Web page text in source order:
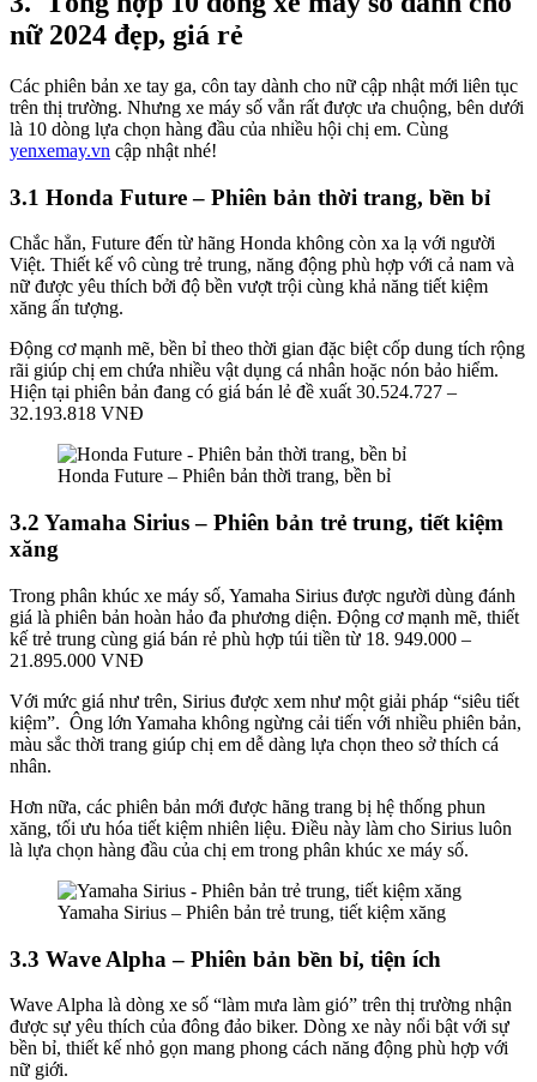
nữ 2024 đẹp, giá rẻ
Các phiên bản xe tay ga, côn tay dành cho nữ cập nhật mới liên tục
trên thị trường. Nhưng xe máy số vẫn rất được ưa chuộng, bên dưới
là 10 dòng lựa chọn hàng đầu của nhiều hội chị em. Cùng
yenxemay.vn cập nhật nhé!
3.1 Honda Future – Phiên bản thời trang, bền bỉ
Chắc hẳn, Future đến từ hãng Honda không còn xa lạ với người
Việt. Thiết kế vô cùng trẻ trung, năng động phù hợp với cả nam và
nữ được yêu thích bởi độ bền vượt trội cùng khả năng tiết kiệm
xăng ấn tượng.
Động cơ mạnh mẽ, bền bỉ theo thời gian đặc biệt cốp dung tích rộng
rãi giúp chị em chứa nhiều vật dụng cá nhân hoặc nón bảo hiểm.
Hiện tại phiên bản đang có giá bán lẻ đề xuất 30.524.727 –
32.193.818 VNĐ
Honda Future – Phiên bản thời trang, bền bỉ
3.2 Yamaha Sirius – Phiên bản trẻ trung, tiết kiệm
xăng
Trong phân khúc xe máy số, Yamaha Sirius được người dùng đánh
giá là phiên bản hoàn hảo đa phương diện. Động cơ mạnh mẽ, thiết
kế trẻ trung cùng giá bán rẻ phù hợp túi tiền từ 18. 949.000 –
21.895.000 VNĐ
Với mức giá như trên, Sirius được xem như một giải pháp “siêu tiết
kiệm”. Ông lớn Yamaha không ngừng cải tiến với nhiều phiên bản,
màu sắc thời trang giúp chị em dễ dàng lựa chọn theo sở thích cá
nhân.
Hơn nữa, các phiên bản mới được hãng trang bị hệ thống phun
xăng, tối ưu hóa tiết kiệm nhiên liệu. Điều này làm cho Sirius luôn
là lựa chọn hàng đầu của chị em trong phân khúc xe máy số.
Yamaha Sirius – Phiên bản trẻ trung, tiết kiệm xăng
3.3 Wave Alpha – Phiên bản bền bỉ, tiện ích
Wave Alpha là dòng xe số “làm mưa làm gió” trên thị trường nhận
được sự yêu thích của đông đảo biker. Dòng xe này nổi bật với sự
bền bỉ, thiết kế nhỏ gọn mang phong cách năng động phù hợp với
nữ giới.